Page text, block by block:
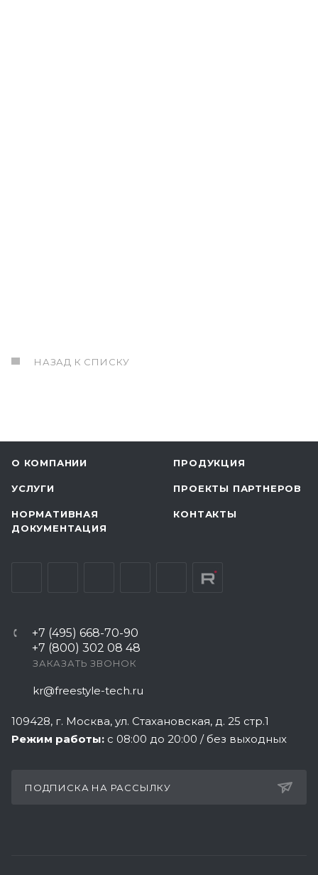
НАЗАД К СПИСКУ
О КОМПАНИИ ПРОДУКЦИЯ
УСЛУГИ ПРОЕКТЫ ПАРТНЕРОВ
НОРМАТИВНАЯ
ДОКУМЕНТАЦИЯ
КОНТАКТЫ
+7 (495) 668-70-90
+7 (800) 302 08 48
ЗАКАЗАТЬ ЗВОНОК
kr@freestyle-tech.ru
109428, г. Москва, ул. Стахановская, д. 25 стр.1
Режим работы: с 08:00 до 20:00 / без выходных
ПОДПИСКА НА РАССЫЛКУ